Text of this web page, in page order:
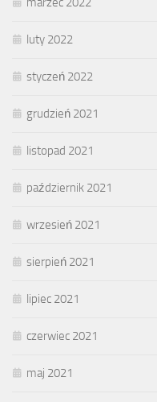
luty 2022
styczeń 2022
grudzień 2021
listopad 2021
październik 2021
wrzesień 2021
sierpień 2021
lipiec 2021
czerwiec 2021
maj 2021